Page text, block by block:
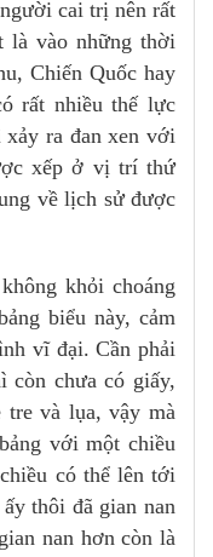
cai trị nên rất
là vào những thời
Chiến Quốc hay
rất nhiều thế lực
ra đan xen với
xếp ở vị trí thứ
về lịch sử được
khỏi choáng
biểu này, cảm
vĩ đại. Cần phải
còn chưa có giấy,
tre và lụa, vậy mà
với một chiều
có thể lên tới
thôi đã gian nan
nan hơn còn là